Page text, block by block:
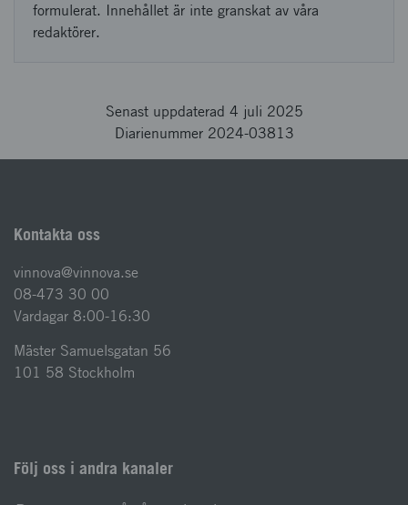
formulerat. Innehållet är inte granskat av våra
redaktörer.
Senast uppdaterad 4 juli 2025
Diarienummer 2024-03813
Kontakta oss
vinnova@vinnova.se
08-473 30 00
Vardagar 8:00-16:30
Mäster Samuelsgatan 56
101 58 Stockholm
Följ oss i andra kanaler